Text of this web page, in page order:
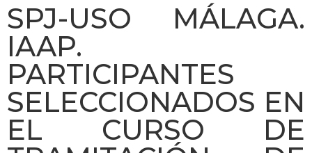
SPJ-USO MÁLAGA.
IAAP.
PARTICIPANTES
SELECCIONADOS EN
EL CURSO DE